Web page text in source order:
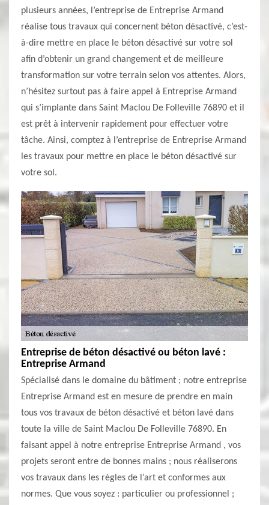
plusieurs années, l’entreprise de Entreprise Armand
réalise tous travaux qui concernent béton désactivé, c’est-
à-dire mettre en place le béton désactivé sur votre sol
afin d’obtenir un grand changement et de meilleure
transformation sur votre terrain selon vos attentes. Alors,
n’hésitez surtout pas à faire appel à Entreprise Armand
qui s’implante dans Saint Maclou De Folleville 76890 et il
est prêt à intervenir rapidement pour effectuer votre
tâche. Ainsi, comptez à l’entreprise de Entreprise Armand
les travaux pour mettre en place le béton désactivé sur
votre sol.
Entreprise de béton désactivé ou béton lavé :
Entreprise Armand
Spécialisé dans le domaine du bâtiment ; notre entreprise
Entreprise Armand est en mesure de prendre en main
tous vos travaux de béton désactivé et béton lavé dans
toute la ville de Saint Maclou De Folleville 76890. En
faisant appel à notre entreprise Entreprise Armand , vos
projets seront entre de bonnes mains ; nous réaliserons
vos travaux dans les règles de l’art et conformes aux
normes. Que vous soyez : particulier ou professionnel ;